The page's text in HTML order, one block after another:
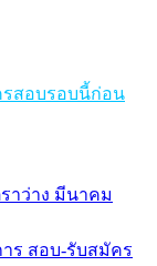
สอบรอบนี้ก่อน
าว่าง มีนาคม
ร สอบ-รับสมัคร